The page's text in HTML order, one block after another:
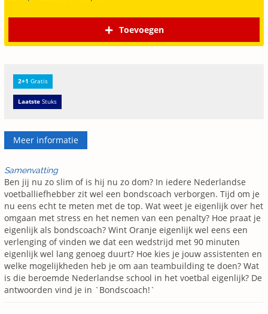
Toevoegen
2+1 Gratis
Laatste Stuks
Meer informatie
Samenvatting
Ben jij nu zo slim of is hij nu zo dom? In iedere Nederlandse
voetballiefhebber zit wel een bondscoach verborgen. Tijd om je
nu eens echt te meten met de top. Wat weet je eigenlijk over het
omgaan met stress en het nemen van een penalty? Hoe praat je
eigenlijk als bondscoach? Wint Oranje eigenlijk wel eens een
verlenging of vinden we dat een wedstrijd met 90 minuten
eigenlijk wel lang genoeg duurt? Hoe kies je jouw assistenten en
welke mogelijkheden heb je om aan teambuilding te doen? Wat
is die beroemde Nederlandse school in het voetbal eigenlijk? De
antwoorden vind je in `Bondscoach!`